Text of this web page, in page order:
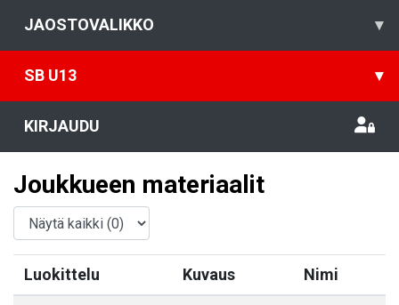
JAOSTOVALIKKO ▾
SB U13 ▾
KIRJAUDU
Joukkueen materiaalit
Luokittelu Kuvaus Nimi